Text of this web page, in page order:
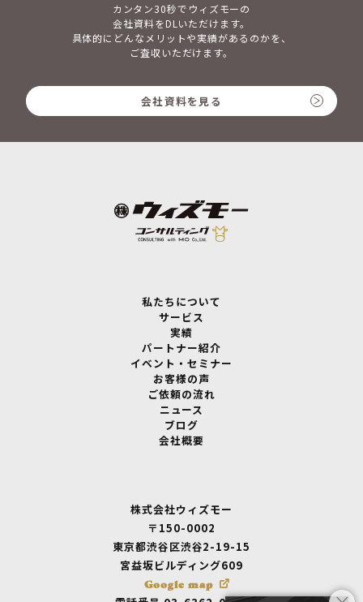
カンタン30秒でウィズモーの
会社資料をDLいただけます。
具体的にどんなメリットや実績があるのかを、
ご査収いただけます。
会社資料を見る
私たちについて
サービス
実績
パートナー紹介
イベント・セミナー
お客様の声
ご依頼の流れ
ニュース
ブログ
会社概要
株式会社ウィズモー
〒150-0002
東京都渋谷区渋谷2-19-15
宮益坂ビルディング609
Google map